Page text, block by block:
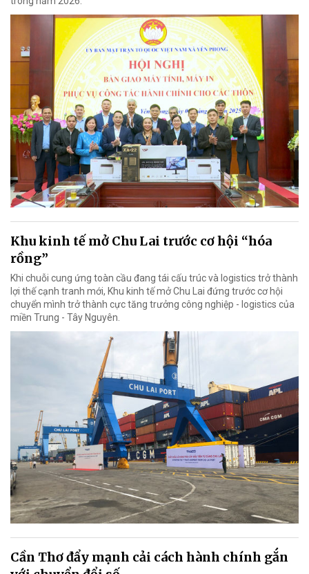
Khu kinh tế mở Chu Lai trước cơ hội “hóa
rồng”
Khi chuỗi cung ứng toàn cầu đang tái cấu trúc và logistics trở thành
lợi thế cạnh tranh mới, Khu kinh tế mở Chu Lai đứng trước cơ hội
chuyển mình trở thành cực tăng trưởng công nghiệp - logistics của
miền Trung - Tây Nguyên.
Cần Thơ đẩy mạnh cải cách hành chính gắn